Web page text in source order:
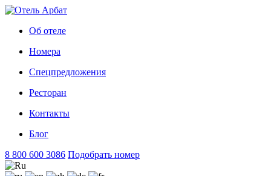
Об отеле
Номера
Спецпредложения
Ресторан
Контакты
Блог
8 800 600 3086 Подобрать номер